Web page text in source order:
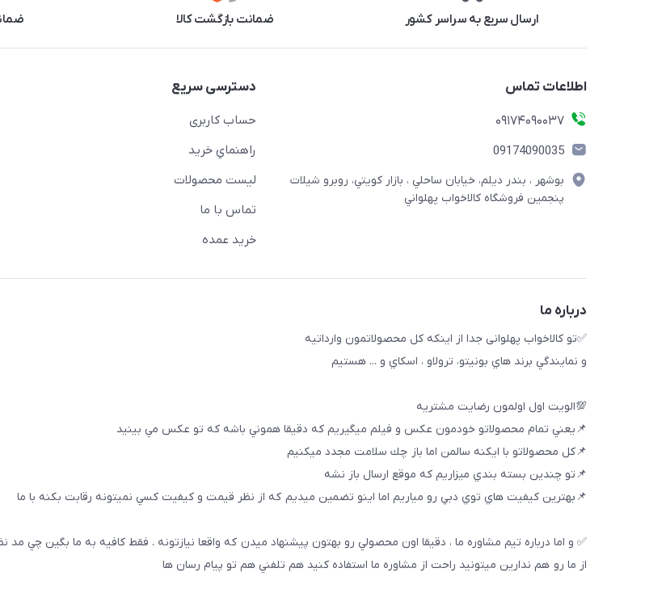
ارسال سریع به سراسر کشور ضمانت بازگشت کالا
اطلاعات تماس
09174090037
09174090035
بوشهر ، بندر ديلم، خيابان ساحلي ، بازار كويتي، روبرو شيلات
پنجمين فروشگاه كالاخواب پهلواني
دسترسی سریع
حساب کاربری
راهنماي خريد
لیست محصولات
تماس با ما
خريد عمده
درباره ما
✅تو كالاخواب پهلوانى جدا از اينكه كل محصولاتمون وارداتيه
و نمايندگي برند هاي بونيتو، ترولاو ، اسكاي و ... هستيم
💯الويت اول اولمون رضايت مشتريه
📌يعني تمام محصولاتو خودمون عكس و فيلم ميگيريم كه دقيقا هموني باشه كه تو عكس مي بينيد
📌كل محصولاتو با ايكنه سالمن اما باز چك سلامت مجدد ميكنيم
📌تو چندين بسته بندي ميزاريم كه موقع ارسال باز نشه
📌بهترين كيفيت هاي توي دبي رو مياريم اما اينو تضمين ميديم كه از نظر قيمت و كيفيت كسي نميتونه رقابت بكنه با ما
✅ و اما درباره تيم مشاوره ما ، دقيقا اون محصولي رو بهتون پيشنهاد ميدن كه واقعا نيازتونه . فقط كافيه به ما بگين چي
از ما رو هم ندارين ميتونيد راحت از مشاوره ما استفاده كنيد هم تلفني هم تو پيام رسان ها